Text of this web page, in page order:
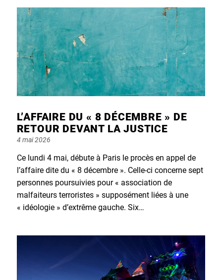
L’AFFAIRE DU « 8 DÉCEMBRE » DE
RETOUR DEVANT LA JUSTICE
Posted
on
4 mai 2026
Ce lundi 4 mai, débute à Paris le procès en appel de
l’affaire dite du « 8 décembre ». Celle-ci concerne sept
personnes poursuivies pour « association de
malfaiteurs terroristes » supposément liées à une
« idéologie » d’extrême gauche. Six…